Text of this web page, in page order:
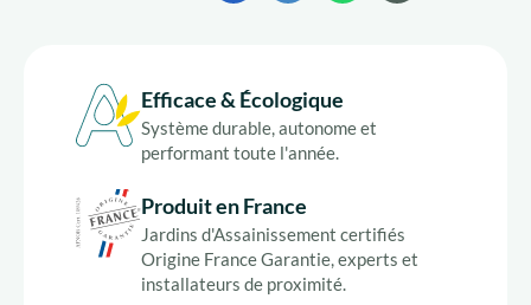
Efficace & Écologique
Système durable, autonome et
performant toute l'année.
Produit en France
Jardins d'Assainissement certifiés
Origine France Garantie, experts et
installateurs de proximité.